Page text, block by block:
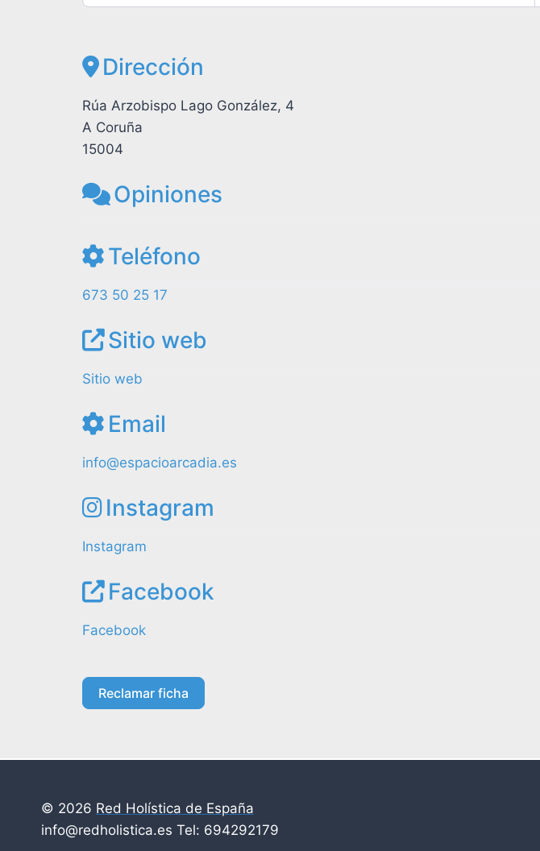
Dirección
Rúa Arzobispo Lago González, 4
A Coruña
15004
Opiniones
Teléfono
673 50 25 17
Sitio web
Sitio web
Email
info@espacioarcadia.es
Instagram
Instagram
Facebook
Facebook
Reclamar ficha
© 2026 Red Holística de España
info@redholistica.es Tel: 694292179